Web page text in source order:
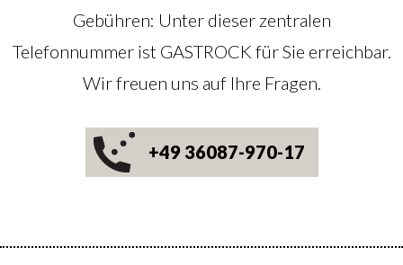
Gebühren: Unter dieser zentralen
Telefonnummer ist GASTROCK für Sie erreichbar.
Wir freuen uns auf Ihre Fragen.
+49 36087-970-17